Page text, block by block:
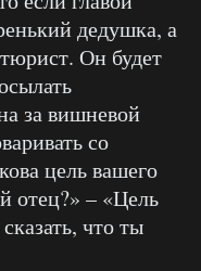
дедушка, а
Он будет
за вишневой
со
цель вашего
отец?» – «Цель
что ты